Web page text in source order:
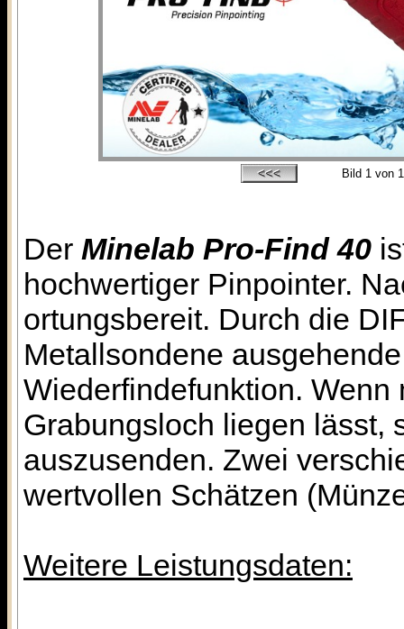
Bild 1 von 1
Der Minelab Pro-Find 40
hochwertiger Pinpointer.
ortungsbereit. Durch die
Metallsondene
Wiederfindefunktion.
Grabungsloch liegen lässt,
auszusenden. Zwei
wertvollen Schätzen
Weitere Leistungsdaten: